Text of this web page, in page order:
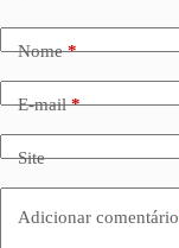
Nome*
E-mail*
Site
Adicionar comentário